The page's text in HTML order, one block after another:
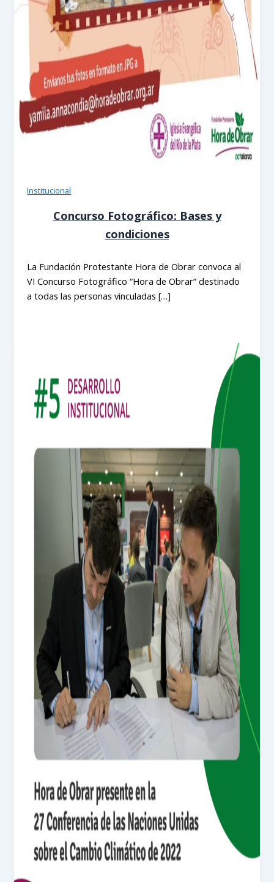
Institucional
Concurso Fotográfico: Bases y
condiciones
La Fundación Protestante Hora de Obrar convoca al
VI Concurso Fotográfico “Hora de Obrar” destinado
a todas las personas vinculadas […]